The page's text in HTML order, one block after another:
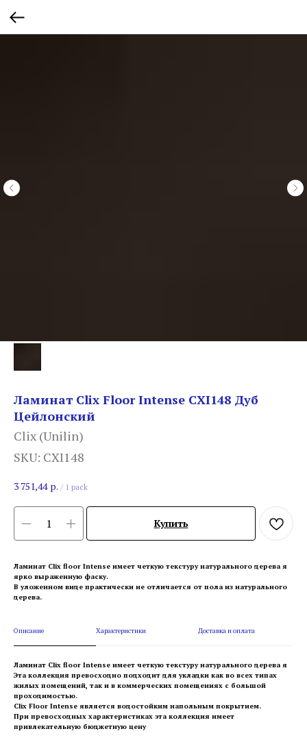
Ламинат Clix Floor Intense CXI148 Дуб
Цейлонский
Clix (Unilin)
SKU: CXI148
3 751,44 р. / 1 pack
Купить
Ламинат Clix floor Intense имеет четкую текстуру натурального дерева я
ярко выраженную фаску.
В уложенном виде практически не отличается от пола из натурального
дерева.
Описание Характеристики Доставка и оплата
Ламинат Clix floor Intense имеет четкую текстуру натурального дерева я
Эта коллекция превосходно подходит для укладки как во всех типах
жилых помещений, так и в коммерческих помещениях с большой
проходимостью.
Clix Floor Intense является водостойким напольным покрытием.
При превосходных характеристиках эта коллекция имеет
привлекательную бюджетную цену